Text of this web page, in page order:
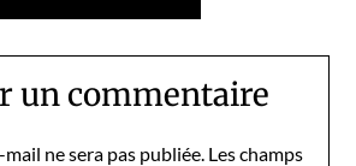
un commentaire
ne sera pas publiée. Les champs